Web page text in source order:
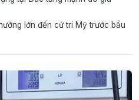
lớn đến cử tri Mỹ trước bầu